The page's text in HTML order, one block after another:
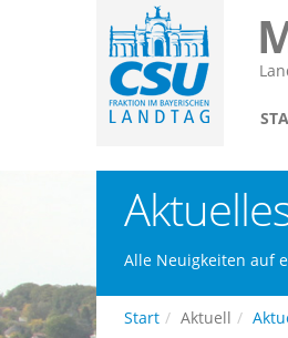
Alle Neuigkeiten auf
Start Aktuell